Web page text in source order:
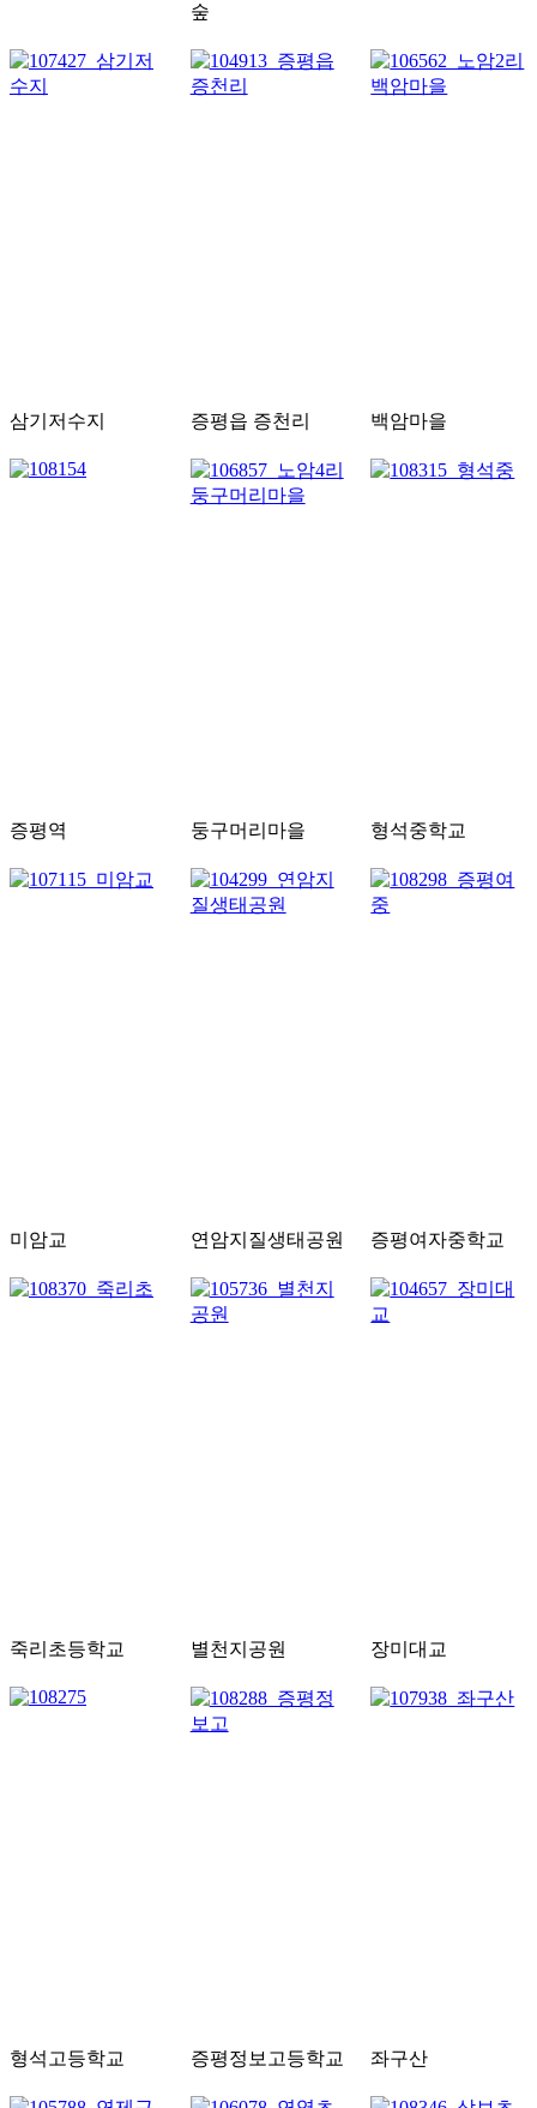
숲
삼기저수지 증평읍 증천리 백암마을
증평역 둥구머리마을 형석중학교
미암교 연암지질생태공원 증평여자중학교
죽리초등학교 별천지공원 장미대교
형석고등학교 증평정보고등학교 좌구산